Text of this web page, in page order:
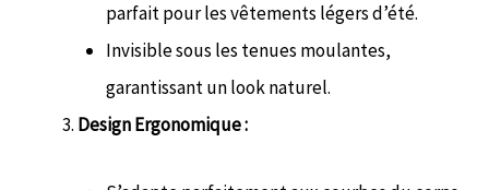
parfait pour les vêtements légers d’été.
Invisible sous les tenues moulantes,
garantissant un look naturel.
Design Ergonomique :